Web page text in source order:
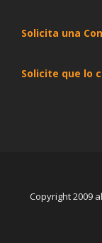
Solicita una
Solicite que lo
Copyright 2009